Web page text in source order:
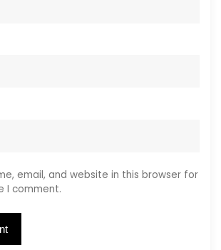
email, and website in this browser for
I comment.